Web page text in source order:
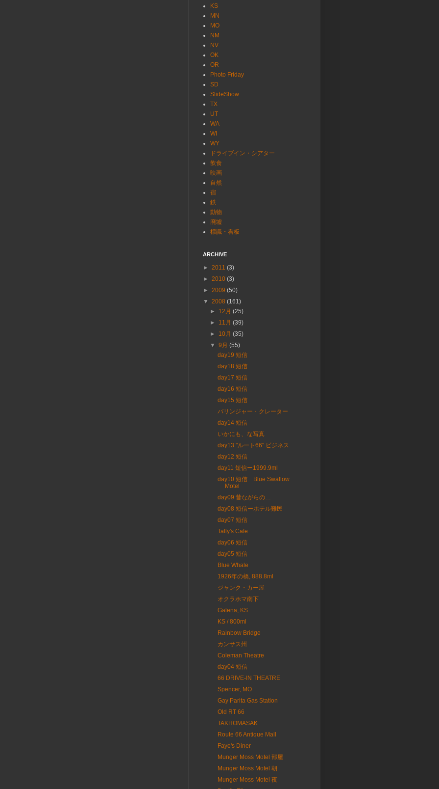
KS
MN
MO
NM
NV
OK
OR
Photo Friday
SD
SlideShow
TX
UT
WA
WI
WY
ドライブイン・シアター
飲食
映画
自然
宿
鉄
動物
廃墟
標識・看板
ARCHIVE
► 2011 (3)
► 2010 (3)
► 2009 (50)
▼ 2008 (161)
► 12月(25)
► 11月(39)
► 10月(35)
▼9月(55)
day19 短信
day18 短信
day17 短信
day16 短信
day15 短信
バリンジャー・クレーター
day14 短信
いかにも、な写真
day13 "ルート66" ビジネス
day12 短信
day11 短信ー1999.9ml
day10 短信 Blue Swallow
Motel
day09 昔ながらの…
day08 短信ーホテル難民
day07 短信
Tally's Cafe
day06 短信
day05 短信
Blue Whale
1926年の橋, 888.8ml
ジャンク・カー屋
オクラホマ南下
Galena, KS
KS / 800ml
Rainbow Bridge
カンサス州
Coleman Theatre
day04 短信
66 DRIVE-IN THEATRE
Spencer, MO
Gay Parita Gas Station
Old RT 66
TAKHOMASAK
Route 66 Antique Mall
Faye's Diner
Munger Moss Motel 部屋
Munger Moss Motel 朝
Munger Moss Motel 夜